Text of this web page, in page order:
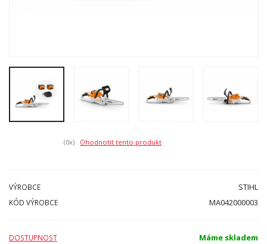
(0x) Ohodnotit tento produkt
VÝROBCE STIHL
KÓD VÝROBCE MA042000003
DOSTUPNOST Máme skladem